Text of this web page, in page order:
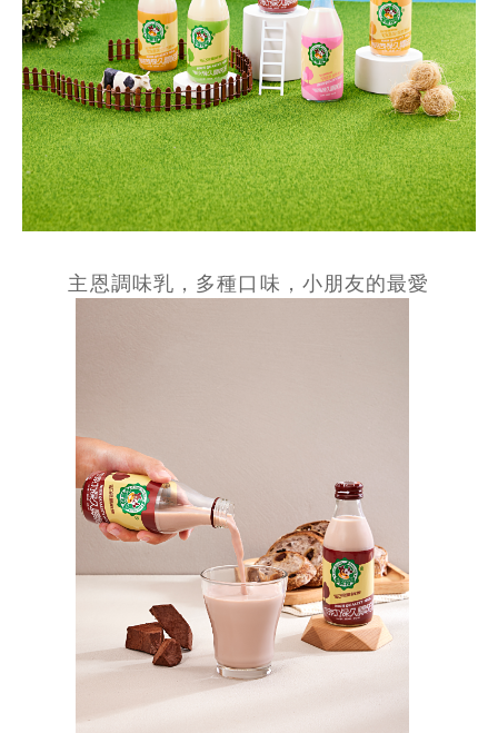
主恩調味乳，多種口味，小朋友的最愛